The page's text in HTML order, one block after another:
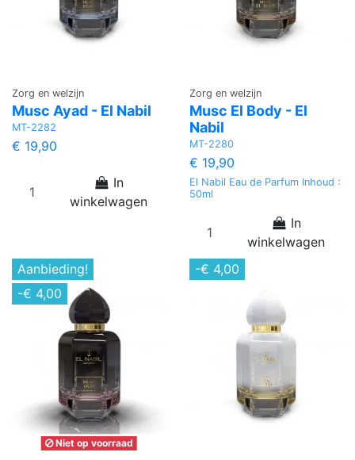
Zorg en welzijn
Musc Ayad - El Nabil
MT-2282
€ 19,90
In
winkelwagen
Zorg en welzijn
Musc El Body - El
Nabil
MT-2280
€ 19,90
El Nabil Eau de Parfum Inhoud :
50ml
In
winkelwagen
Aanbieding!
-€ 4,00
Niet op voorraad
-€ 4,00